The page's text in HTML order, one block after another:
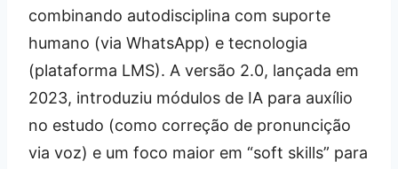
combinando autodisciplina com suporte
humano (via WhatsApp) e tecnologia
(plataforma LMS). A versão 2.0, lançada em
2023, introduziu módulos de IA para auxílio
no estudo (como correção de pronuncição
via voz) e um foco maior em “soft skills” para